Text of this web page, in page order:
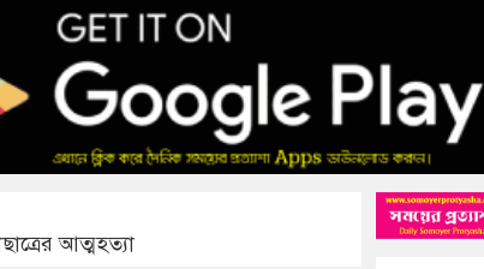
ফরিদপুরে ট্রিপল মার্ডারঃ ১০ ঘণ্টায় গ্রেফতার প্রধান আসামি, উদ্ধার কোদাল
আত্মহত্যা